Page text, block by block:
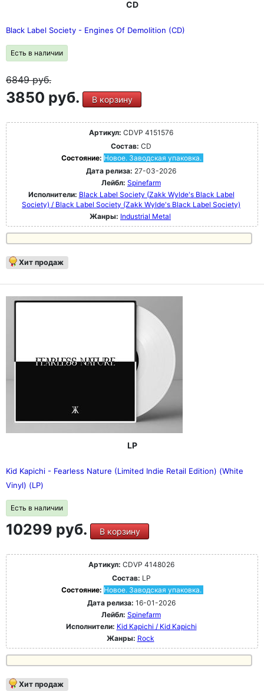
гастрольные туры по всему миру, собственные бренды
получает такое же удовольствие, как когда-то на сцене
со своим кумиром Оззи Осборном или кавер-группой
Black Sabbath Закка Саббата.
CD
Black Label Society - Engines Of Demolition (CD)
Есть в наличии
6849руб.
3850 руб. В корзину
Артикул: CDVP 4151576
Состав: CD
Состояние: Новое. Заводская упаковка.
Дата релиза: 27-03-2026
Лейбл: Spinefarm
Исполнители: Black Label Society (Zakk Wylde's Black Label
Society) / Black Label Society (Zakk Wylde's Black Label Society)
Жанры: Industrial Metal
Хит продаж
LP
Kid Kapichi - Fearless Nature (Limited Indie Retail Edition) (White
Vinyl) (LP)
Есть в наличии
10299 руб. В корзину
Артикул: CDVP 4148026
Состав: LP
Состояние: Новое. Заводская упаковка.
Дата релиза: 16-01-2026
Лейбл: Spinefarm
Исполнители: Kid Kapichi / Kid Kapichi
Жанры: Rock
Хит продаж